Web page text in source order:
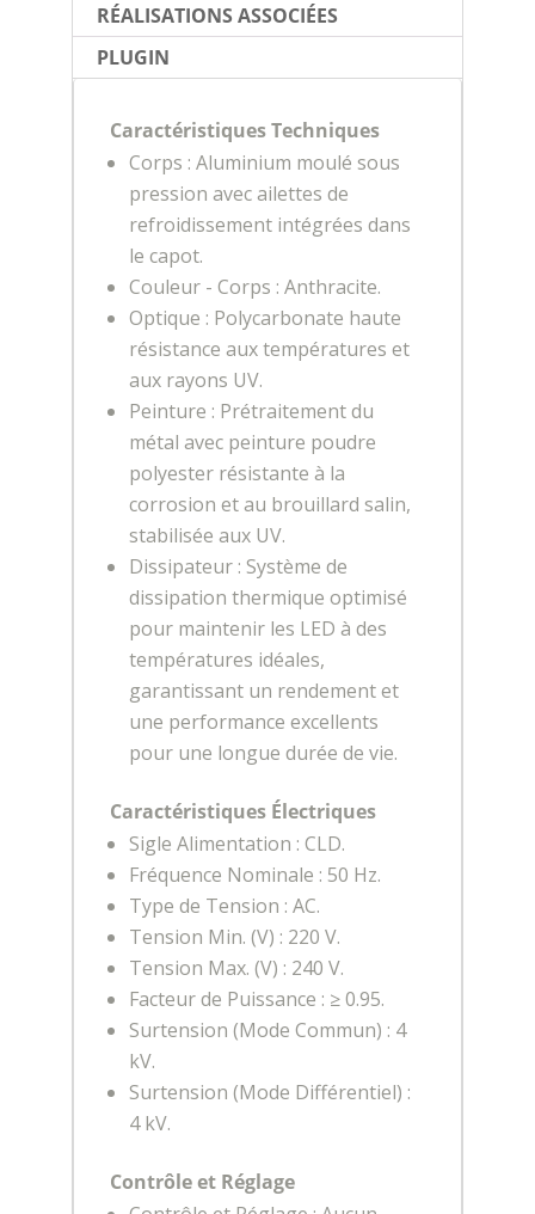
RÉALISATIONS ASSOCIÉES
PLUGIN
Caractéristiques Techniques
Corps : Aluminium moulé sous
pression avec ailettes de
refroidissement intégrées dans
le capot.
Couleur - Corps : Anthracite.
Optique : Polycarbonate haute
résistance aux températures et
aux rayons UV.
Peinture : Prétraitement du
métal avec peinture poudre
polyester résistante à la
corrosion et au brouillard salin,
stabilisée aux UV.
Dissipateur : Système de
dissipation thermique optimisé
pour maintenir les LED à des
températures idéales,
garantissant un rendement et
une performance excellents
pour une longue durée de vie.
Caractéristiques Électriques
Sigle Alimentation : CLD.
Fréquence Nominale : 50 Hz.
Type de Tension : AC.
Tension Min. (V) : 220 V.
Tension Max. (V) : 240 V.
Facteur de Puissance : ≥ 0.95.
Surtension (Mode Commun) : 4
kV.
Surtension (Mode Différentiel) :
4 kV.
Contrôle et Réglage